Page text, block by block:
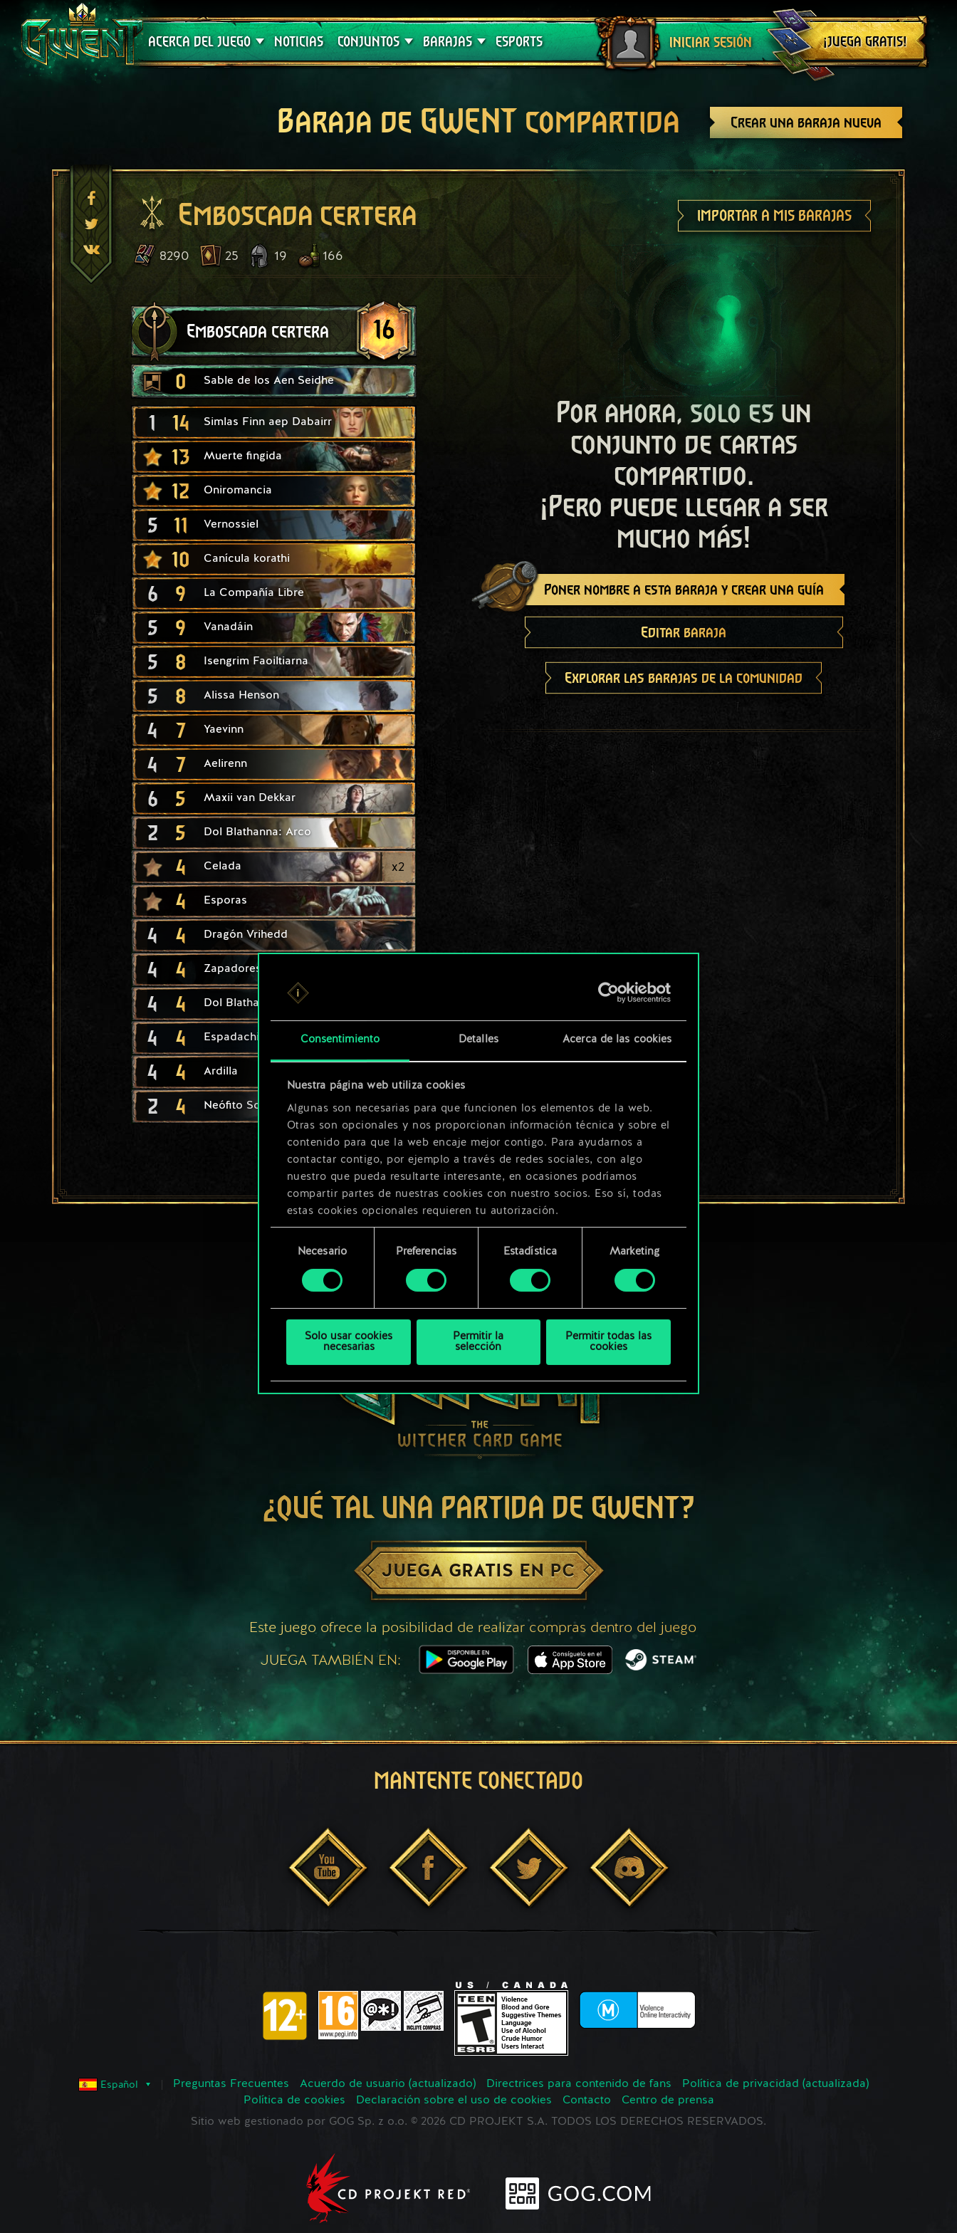
Consentimiento Detalles Acerca de las cookies
Nuestra página web utiliza cookies
Algunas son necesarias para que funcionen los elementos de la web.
Otras son opcionales y nos proporcionan información técnica y sobre el
contenido para que la web encaje mejor contigo. Para ayudarnos a
contactar contigo, por ejemplo a través de redes sociales, con algo
nuestro que pueda resultarte interesante, en ocasiones podríamos
compartir partes de nuestras cookies con nuestro socios. Eso sí, todas
estas cookies opcionales requieren tu autorización.
Encontrarás todos los detalles sobre nuestro uso de las cookies y
más abajo.
consentimiento
Necesario Preferencias Estadística Marketing
Solo usar cookies
necesarias
Permitir la
selección
Permitir todas las
cookies
ACERCA DEL JUEGO
Soporte técnico
NOTICIAS CONJUNTOS
Crimson Curse
BARAJAS
Guías de barajas
ESPORTS INICIAR SESIÓN
Cerrar sesión
¡JUEGA GRATIS!
Crear una baraja nueva
Baraja de GWENT compartida
Emboscada certera IMPORTAR A MIS BARAJAS
8290 25 19 166
Emboscada certera 16
0 Sable de los Aen Seidhe
1 14 Simlas Finn aep Dabairr
13 Muerte fingida
12 Oniromancia
5 11 Vernossiel
10 Canícula korathi
6 9 La Compañía Libre
5 9 Vanadáin
5 8 Isengrim Faoiltiarna
5 8 Alissa Henson
4 7 Yaevinn
4 7 Aelirenn
6 5 Maxii van Dekkar
2 5 Dol Blathanna: Arco
4 Celada x2
4 Esporas
4 4 Dragón Vrihedd
4 4 Zapadores Vrihedd
4 4 Dol Blathanna: Saeta
4 4 Espadachina élfica
4 4 Ardilla
2 4 Neófito Scoia'tael x2
Por ahora, solo es un
conjunto de cartas
compartido.
¡Pero puede llegar a ser
mucho más!
Poner nombre a esta baraja y crear una guía
Editar baraja
Explorar las barajas de la comunidad
¿QUÉ TAL UNA PARTIDA DE GWENT?
JUEGA GRATIS EN PC
Este juego ofrece la posibilidad de realizar compras dentro del juego
JUEGA TAMBIÉN EN:
MANTENTE CONECTADO
Español Preguntas Frecuentes Acuerdo de usuario (actualizado) Directrices para contenido de fans
Política de privacidad (actualizada)
Política de cookies
Declaración sobre el uso de cookies Contacto
Centro de prensa
Sitio web gestionado por GOG Sp. z o.o. © 2026 CD PROJEKT S.A. TODOS LOS DERECHOS RESERVADOS.